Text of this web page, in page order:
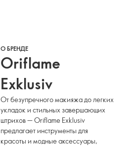
О БРЕНДЕ
Oriflame
Exklusiv
От безупречного макияжа до легких
укладок и стильных завершающих
штрихов — Oriflame Exklusiv
предлагает инструменты для
красоты и модные аксессуары,